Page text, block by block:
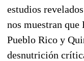
estudios
nos muestran
Pueblo Rico y
desnutrición